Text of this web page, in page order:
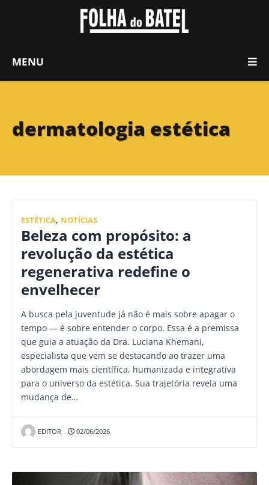
MENU
dermatologia estética
ESTÉTICA, NOTÍCIAS
Beleza com propósito: a
revolução da estética
regenerativa redefine o
envelhecer
A busca pela juventude já não é mais sobre apagar o
tempo — é sobre entender o corpo. Essa é a premissa
que guia a atuação da Dra. Luciana Khemani,
especialista que vem se destacando ao trazer uma
abordagem mais científica, humanizada e integrativa
para o universo da estética. Sua trajetória revela uma
mudança de…
EDITOR 02/06/2026